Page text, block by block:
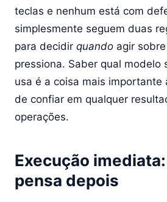
teclas e nenhum está com
simplesmente seguem duas
para decidir quando agir
pressiona. Saber qual modelo
usa é a coisa mais importante
de confiar em qualquer
operações.
Execução
pensa depois